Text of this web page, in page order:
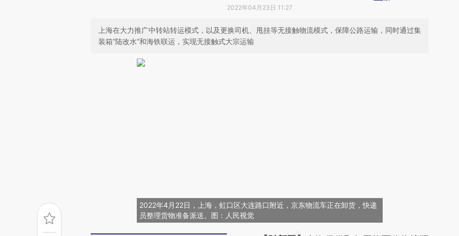
2022年04月23日 11:27
上海在大力推广中转站转运模式，以及更换司机、甩挂等无接触物流模式，保障公路运输，同时通过集
装箱“陆改水”和海铁联运，实现无接触式大宗运输
2022年4月22日，上海，虹口区大连路口附近，京东物流车正在卸货，快递
员整理货物准备派送。图：人民视觉